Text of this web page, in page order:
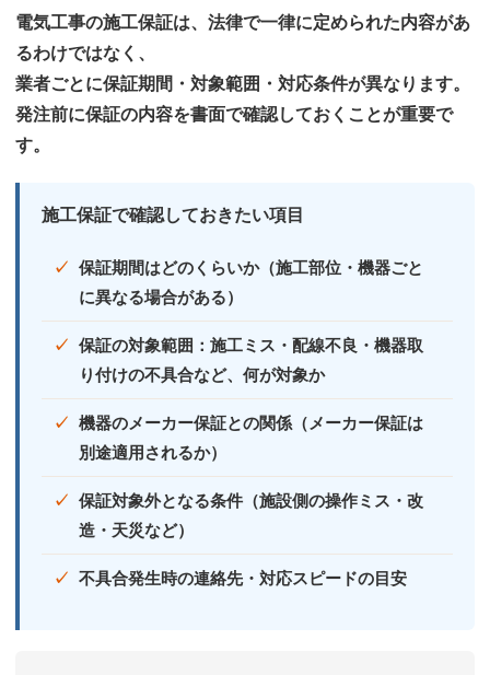
電気工事の施工保証は、法律で一律に定められた内容があ
るわけではなく、
業者ごとに保証期間・対象範囲・対応条件が異なります。
発注前に保証の内容を書面で確認しておくことが重要で
す。
施工保証で確認しておきたい項目
保証期間はどのくらいか（施工部位・機器ごと
に異なる場合がある）
保証の対象範囲：施工ミス・配線不良・機器取
り付けの不具合など、何が対象か
機器のメーカー保証との関係（メーカー保証は
別途適用されるか）
保証対象外となる条件（施設側の操作ミス・改
造・天災など）
不具合発生時の連絡先・対応スピードの目安